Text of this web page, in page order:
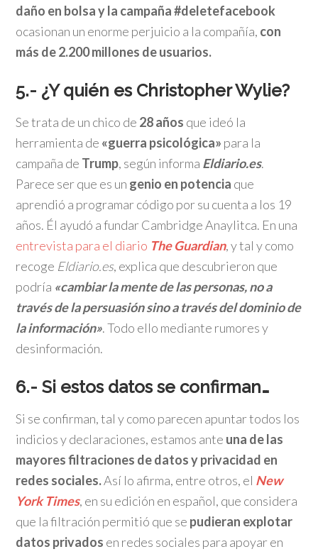
daño en bolsa y la campaña #deletefacebook
ocasionan un enorme perjuicio a la compañía, con
más de 2.200 millones de usuarios.
5.- ¿Y quién es Christopher Wylie?
Se trata de un chico de 28 años que ideó la
herramienta de «guerra psicológica» para la
campaña de Trump, según informa Eldiario.es.
Parece ser que es un genio en potencia que
aprendió a programar código por su cuenta a los 19
años. Él ayudó a fundar Cambridge Anaylitca. En una
entrevista para el diario The Guardian, y tal y como
recoge Eldiario.es, explica que descubrieron que
podría «cambiar la mente de las personas, no a
través de la persuasión sino a través del dominio de
la información». Todo ello mediante rumores y
desinformación.
6.- Si estos datos se confirman…
Si se confirman, tal y como parecen apuntar todos los
indicios y declaraciones, estamos ante una de las
mayores filtraciones de datos y privacidad en
redes sociales.Así lo afirma, entre otros, el New
York Times, en su edición en español, que considera
que la filtración permitió que se pudieran explotar
datos privados en redes sociales para apoyar en